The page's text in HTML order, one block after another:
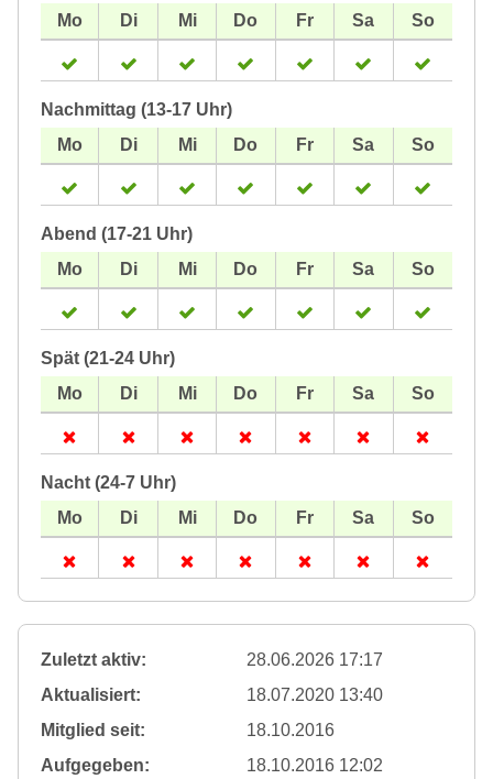
Nachmittag (13-17 Uhr)
Abend (17-21 Uhr)
Spät (21-24 Uhr)
Nacht (24-7 Uhr)
Zuletzt aktiv:
28.06.2026 17:17
Aktualisiert:
18.07.2020 13:40
Mitglied seit:
18.10.2016
Aufgegeben:
18.10.2016 12:02